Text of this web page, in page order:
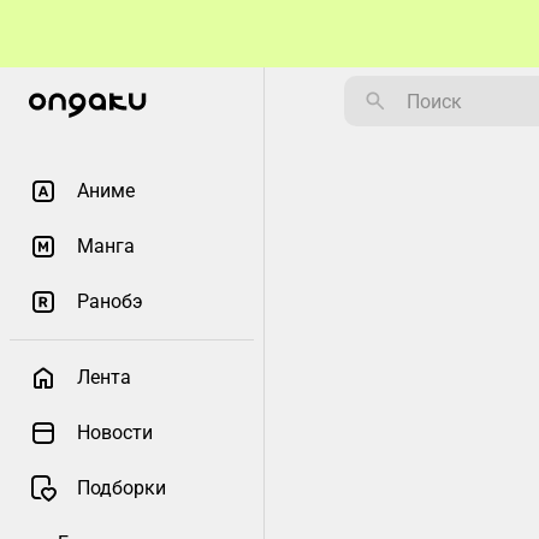
Аниме
Манга
Ранобэ
Лента
Новости
Подборки